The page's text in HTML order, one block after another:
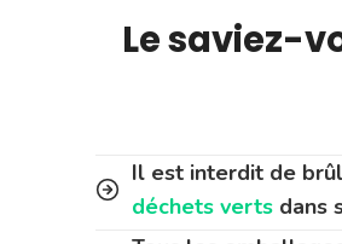
Le saviez-
Il est interdit de
déchets verts dans